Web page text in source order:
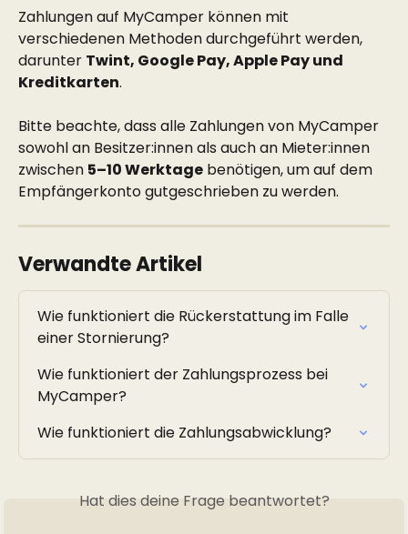
Zahlungen auf MyCamper können mit
verschiedenen Methoden durchgeführt werden,
darunter Twint, Google Pay, Apple Pay und
Kreditkarten.
Bitte beachte, dass alle Zahlungen von MyCamper
sowohl an Besitzer:innen als auch an Mieter:innen
zwischen 5–10 Werktage benötigen, um auf dem
Empfängerkonto gutgeschrieben zu werden.
Verwandte Artikel
Wie funktioniert die Rückerstattung im Falle
einer Stornierung?
Wie funktioniert der Zahlungsprozess bei
MyCamper?
Wie funktioniert die Zahlungsabwicklung?
Hat dies deine Frage beantwortet?